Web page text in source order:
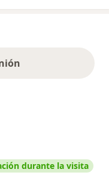
durante la visita